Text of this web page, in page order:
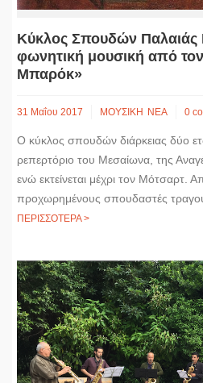
Κύκλος Σπουδών Παλαιάς
φωνητική μουσική από
Μπαρόκ»
31 Μαΐου 2017 ΜΟΥΣΙΚΗ ΝΕΑ 0
Ο κύκλος σπουδών διάρκειας δύο
ρεπερτόριο του Μεσαίωνα, της
ενώ εκτείνεται μέχρι τον Μότσαρτ.
προχωρημένους σπουδαστές
ΠΕΡΙΣΣΟΤΕΡΑ >